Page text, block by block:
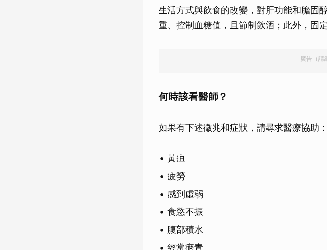
生活方式與飲食的改變，對肝功能和膽固
重、控制血糖值，且節制飲酒；此外，固
廣告（請
何時該看醫師？
如果有下述徵兆和症狀，請尋求醫療協助：
黃疸
疲勞
感到虛弱
食慾不振
腹部積水
經常瘀青